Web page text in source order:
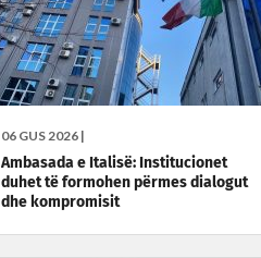
06 GUS 2026 |
Ambasada e Italisë: Institucionet
duhet të formohen përmes dialogut
dhe kompromisit